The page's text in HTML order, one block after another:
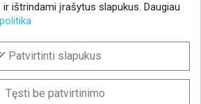
pasiūlymus!
ir visada sužinokite
ištrindami įrašytus slapukus. Daugiau
Patvirtinti slapukus
Tęsti be patvirtinimo